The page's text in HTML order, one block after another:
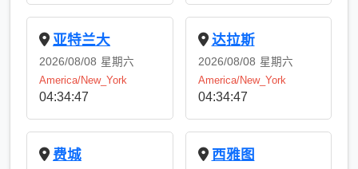
亚特兰大
2026/08/08 星期六
America/New_York
04:34:47
达拉斯
2026/08/08 星期六
America/New_York
04:34:47
费城 西雅图